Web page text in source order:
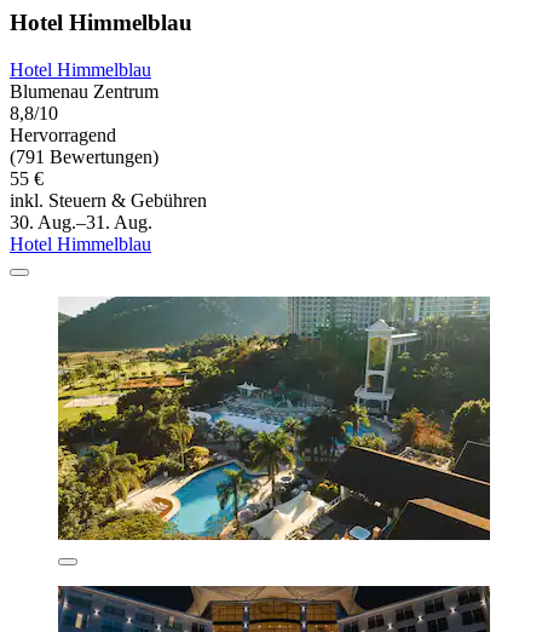
Hotel Himmelblau
Hotel Himmelblau
Blumenau Zentrum
8,8/10
Hervorragend
(791 Bewertungen)
55 €
inkl. Steuern & Gebühren
30. Aug.–31. Aug.
Hotel Himmelblau